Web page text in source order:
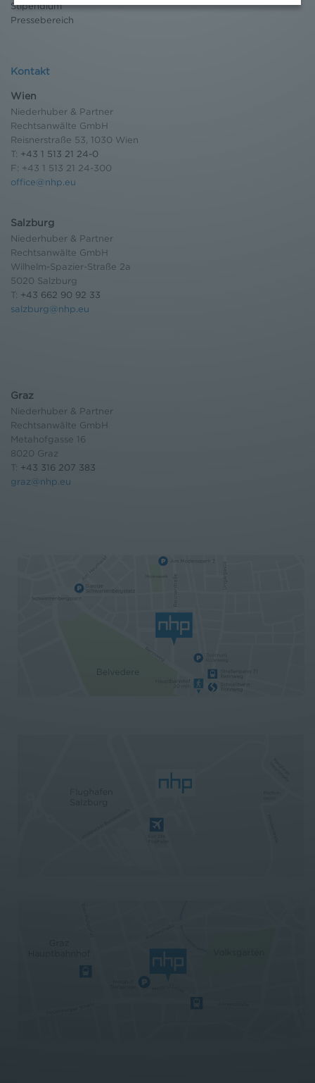
Stipendium
Pressebereich
Kontakt
Wien
Niederhuber & Partner
Rechtsanwälte GmbH
Reisnerstraße 53, 1030 Wien
T: +43 1 513 21 24-0
F: +43 1 513 21 24-300
office@nhp.eu
Salzburg
Niederhuber & Partner
Rechtsanwälte GmbH
Wilhelm-Spazier-Straße 2a
5020 Salzburg
T: +43 662 90 92 33
salzburg@nhp.eu
Graz
Niederhuber & Partner
Rechtsanwälte GmbH
Metahofgasse 16
8020 Graz
T: +43 316 207 383
graz@nhp.eu
werden können. Zudem finden Sie am
Bildschirmrand ein Cookie-Icon wo Sie jederzeit Ihre
Datenschutzerklärung